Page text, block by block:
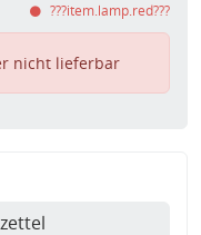
???item.lamp.red???
nicht lieferbar